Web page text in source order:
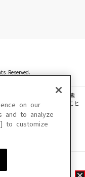
Reserved.
動画・音声等を、手段や形態
載、ファイル化などすること
場合があります。
があります。
on our
and to analyze
to customize